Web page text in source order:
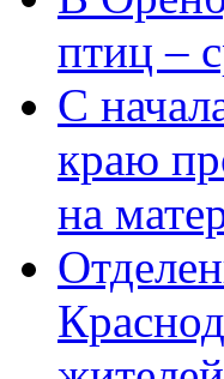
птиц –
С
краю
на